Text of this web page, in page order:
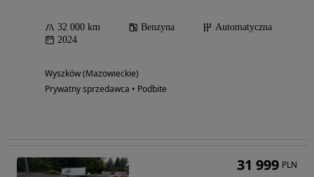
32 000 km Benzyna
Automatyczna
2024
Wyszków (Mazowieckie)
Prywatny sprzedawca • Podbite
31 999 PLN